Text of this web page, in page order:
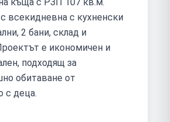
с всекидневна с кухненски
2 бани, склад и
е икономичен и
подходящ за
обитаване от
с деца.